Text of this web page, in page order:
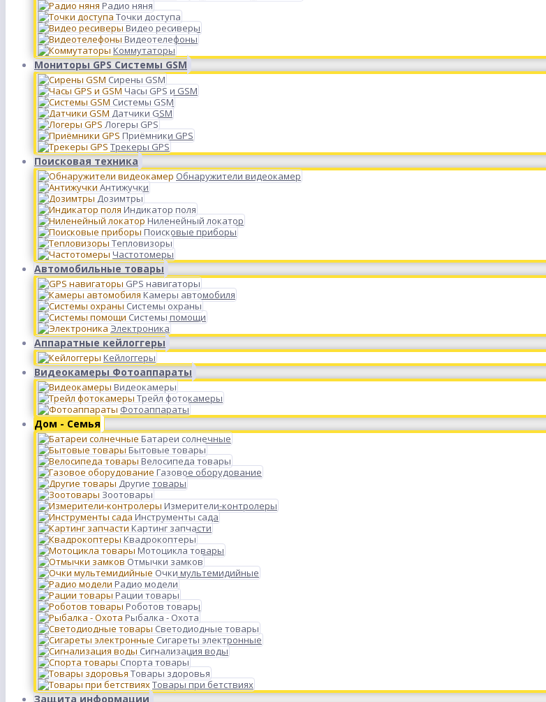
Радио няня
Точки доступа
Видео ресиверы
Видеотелефоны
Коммутаторы
Мониторы GPS Системы GSM
Сирены GSM
Часы GPS и GSM
Системы GSM
Датчики GSM
Логеры GPS
Приёмники GPS
Трекеры GPS
Поисковая техника
Обнаружители видеокамер
Антижучки
Дозимтры
Индикатор поля
Ниленейный локатор
Поисковые приборы
Тепловизоры
Частотомеры
Автомобильные товары
GPS навигаторы
Камеры автомобиля
Системы охраны
Системы помощи
Электроника
Аппаратные кейлоггеры
Кейлоггеры
Видеокамеры Фотоаппараты
Видеокамеры
Трейл фотокамеры
Фотоаппараты
Дом - Семья
Батареи солнечные
Бытовые товары
Велосипеда товары
Газовое оборудование
Другие товары
Зоотовары
Измерители-контролеры
Инструменты сада
Картинг запчасти
Квадрокоптеры
Мотоцикла товары
Отмычки замков
Очки мультемидийные
Радио модели
Рации товары
Роботов товары
Рыбалка - Охота
Светодиодные товары
Сигареты электронные
Сигнализация воды
Спорта товары
Товары здоровья
Товары при бетствиях
Защита информации